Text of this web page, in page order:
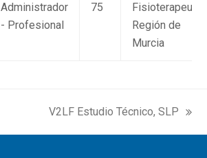
Administrador
- Profesional
75
Región de
Murcia
next
post:
V2LF Estudio Técnico, SLP